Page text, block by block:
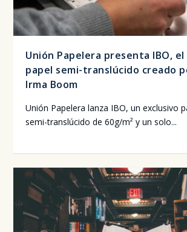
Unión Papelera presenta IBO,
papel semi-translúcido creado
Irma Boom
Unión Pape­le­ra lan­za IBO, un exclu­si­vo
semi-trans­lú­ci­do de 60g/m² y un solo...